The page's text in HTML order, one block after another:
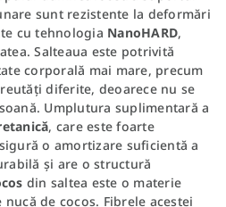
sunt rezistente la deformări
cu tehnologia NanoHARD,
Salteaua este potrivită
corporală mai mare, precum
diferite, deoarece nu se
Umplutura suplimentară a
, care este foarte
o amortizare suficientă a
și are o structură
din saltea este o materie
de cocos. Fibrele acestei